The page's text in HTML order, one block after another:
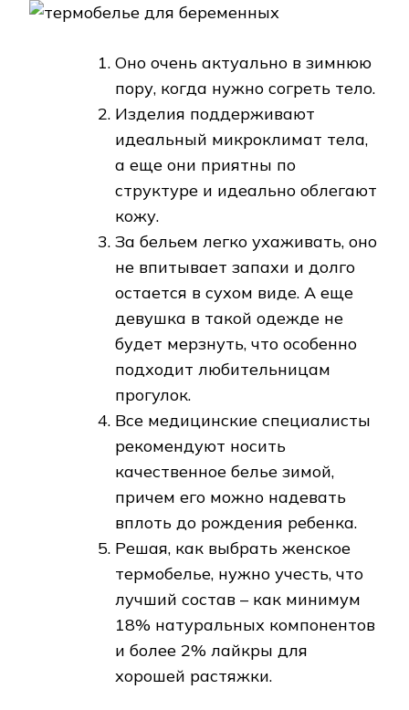
Оно очень актуально в зимнюю
пору, когда нужно согреть тело.
Изделия поддерживают
идеальный микроклимат тела,
а еще они приятны по
структуре и идеально облегают
кожу.
За бельем легко ухаживать, оно
не впитывает запахи и долго
остается в сухом виде. А еще
девушка в такой одежде не
будет мерзнуть, что особенно
подходит любительницам
прогулок.
Все медицинские специалисты
рекомендуют носить
качественное белье зимой,
причем его можно надевать
вплоть до рождения ребенка.
Решая, как выбрать женское
термобелье, нужно учесть, что
лучший состав – как минимум
18% натуральных компонентов
и более 2% лайкры для
хорошей растяжки.